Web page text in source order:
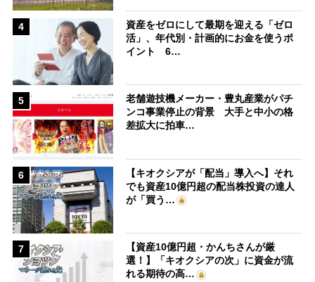
4
資産をゼロにして最期を迎える「ゼロ
活」、年代別・計画的にお金を使うポ
イント 6…
5
老舗遊技機メーカー・豊丸産業がパチ
ンコ事業停止の背景 大手と中小の格
差拡大に拍車…
6
【キオクシアが「配当」導入へ】それ
でも資産10億円超の配当株投資の達人
が「買う…
7
【資産10億円超・かんちさんが厳
選！】「キオクシアの次」に資金が流
れる期待の高…